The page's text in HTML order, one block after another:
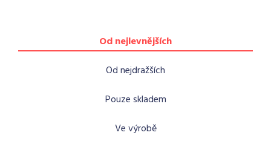
Od nejlevnějších
Od nejdražších
Pouze skladem
Ve výrobě